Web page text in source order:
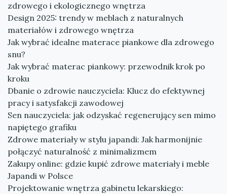
zdrowego i ekologicznego wnętrza
Design 2025: trendy w meblach z naturalnych
materiałów i zdrowego wnętrza
Jak wybrać idealne materace piankowe dla zdrowego
snu?
Jak wybrać materac piankowy: przewodnik krok po
kroku
Dbanie o zdrowie nauczyciela: Klucz do efektywnej
pracy i satysfakcji zawodowej
Sen nauczyciela: jak odzyskać regenerujący sen mimo
napiętego grafiku
Zdrowe materiały w stylu japandi: Jak harmonijnie
połączyć naturalność z minimalizmem
Zakupy online: gdzie kupić zdrowe materiały i meble
Japandi w Polsce
Projektowanie wnętrza gabinetu lekarskiego: